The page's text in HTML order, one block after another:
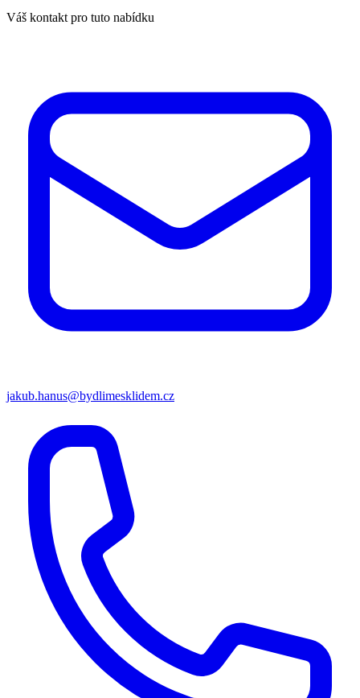
Váš kontakt pro tuto nabídku
jakub.hanus@bydlimesklidem.cz